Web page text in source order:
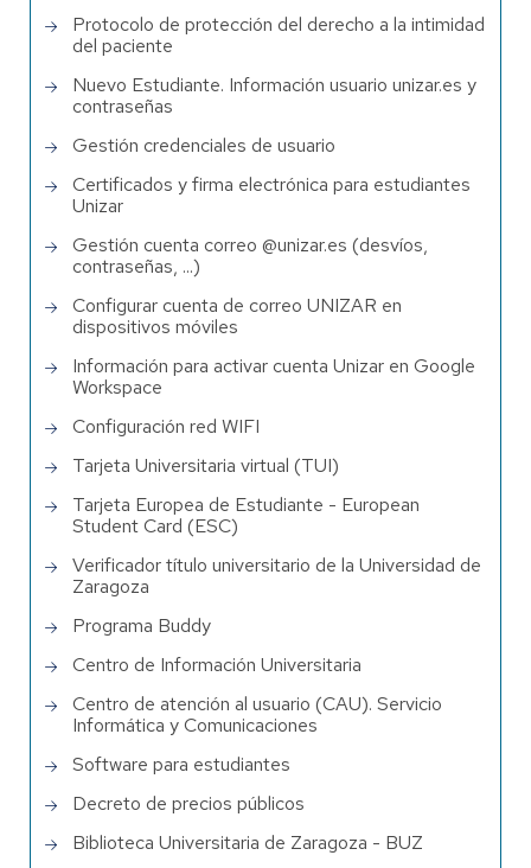
Protocolo de protección del derecho a la intimidad
del paciente
Nuevo Estudiante. Información usuario unizar.es y
contraseñas
Gestión credenciales de usuario
Certificados y firma electrónica para estudiantes
Unizar
Gestión cuenta correo @unizar.es (desvíos,
contraseñas, ...)
Configurar cuenta de correo UNIZAR en
dispositivos móviles
Información para activar cuenta Unizar en Google
Workspace
Configuración red WIFI
Tarjeta Universitaria virtual (TUI)
Tarjeta Europea de Estudiante - European
Student Card (ESC)
Verificador título universitario de la Universidad de
Zaragoza
Programa Buddy
Centro de Información Universitaria
Centro de atención al usuario (CAU). Servicio
Informática y Comunicaciones
Software para estudiantes
Decreto de precios públicos
Biblioteca Universitaria de Zaragoza - BUZ